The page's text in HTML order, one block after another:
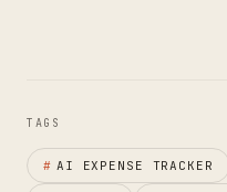
TAGS
# AI EXPENSE TRACKER